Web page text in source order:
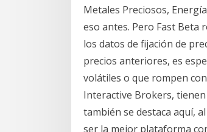
Metales Preciosos,
eso antes. Pero Fast Beta
los datos de fijación de
precios anteriores, es
volátiles o que rompen
Interactive Brokers,
también se destaca aquí,
ser la mejor plataforma